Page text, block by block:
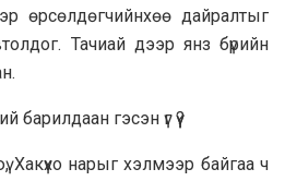
өрсөлдөгчийнхөө дайралтыг
Тачиай дээр янз бүрийн
барилдаан гэсэн үг үү?
Хакүхо нарыг хэлмээр байгаа ч